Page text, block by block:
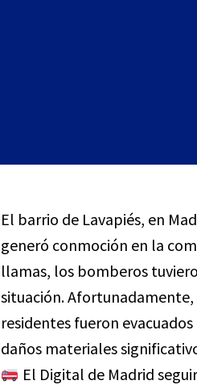
El barrio de Lavapiés, en
generó conmoción en la
llamas, los bomberos
situación.
residentes fueron
daños materiales
El Digital de Madrid